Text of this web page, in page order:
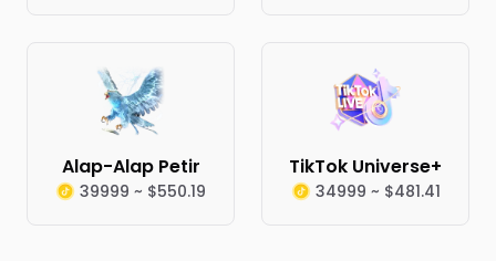
Alap-Alap Petir
39999 ~ $550.19
TikTok Universe+
34999 ~ $481.41